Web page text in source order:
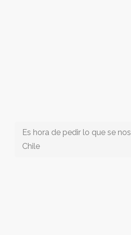
Es hora de pedir lo que se
Chile